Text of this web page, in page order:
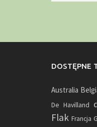
DOSTĘPNE
Australia
De Havilland
Flak Francja